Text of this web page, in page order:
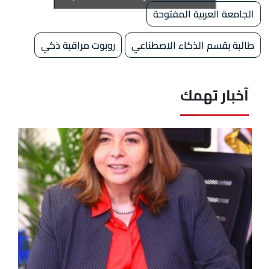
الجامعة العربية المفتوحة
طالبة بقسم الذكاء الاصطناعي
روبوت مراقبة ذكي
آخبار تهمك